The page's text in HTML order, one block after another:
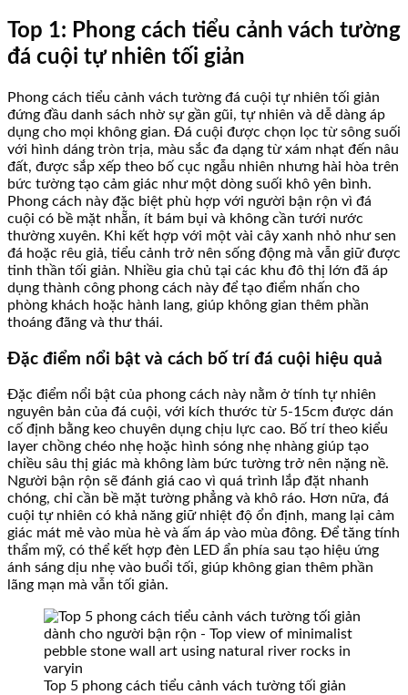
Top 1: Phong cách tiểu cảnh vách tường
đá cuội tự nhiên tối giản
Phong cách tiểu cảnh vách tường đá cuội tự nhiên tối giản
đứng đầu danh sách nhờ sự gần gũi, tự nhiên và dễ dàng áp
dụng cho mọi không gian. Đá cuội được chọn lọc từ sông suối
với hình dáng tròn trịa, màu sắc đa dạng từ xám nhạt đến nâu
đất, được sắp xếp theo bố cục ngẫu nhiên nhưng hài hòa trên
bức tường tạo cảm giác như một dòng suối khô yên bình.
Phong cách này đặc biệt phù hợp với người bận rộn vì đá
cuội có bề mặt nhẵn, ít bám bụi và không cần tưới nước
thường xuyên. Khi kết hợp với một vài cây xanh nhỏ như sen
đá hoặc rêu giả, tiểu cảnh trở nên sống động mà vẫn giữ được
tinh thần tối giản. Nhiều gia chủ tại các khu đô thị lớn đã áp
dụng thành công phong cách này để tạo điểm nhấn cho
phòng khách hoặc hành lang, giúp không gian thêm phần
thoáng đãng và thư thái.
Đặc điểm nổi bật và cách bố trí đá cuội hiệu quả
Đặc điểm nổi bật của phong cách này nằm ở tính tự nhiên
nguyên bản của đá cuội, với kích thước từ 5-15cm được dán
cố định bằng keo chuyên dụng chịu lực cao. Bố trí theo kiểu
layer chồng chéo nhẹ hoặc hình sóng nhẹ nhàng giúp tạo
chiều sâu thị giác mà không làm bức tường trở nên nặng nề.
Người bận rộn sẽ đánh giá cao vì quá trình lắp đặt nhanh
chóng, chỉ cần bề mặt tường phẳng và khô ráo. Hơn nữa, đá
cuội tự nhiên có khả năng giữ nhiệt độ ổn định, mang lại cảm
giác mát mẻ vào mùa hè và ấm áp vào mùa đông. Để tăng tính
thẩm mỹ, có thể kết hợp đèn LED ẩn phía sau tạo hiệu ứng
ánh sáng dịu nhẹ vào buổi tối, giúp không gian thêm phần
lãng mạn mà vẫn tối giản.
Top 5 phong cách tiểu cảnh vách tường tối giản